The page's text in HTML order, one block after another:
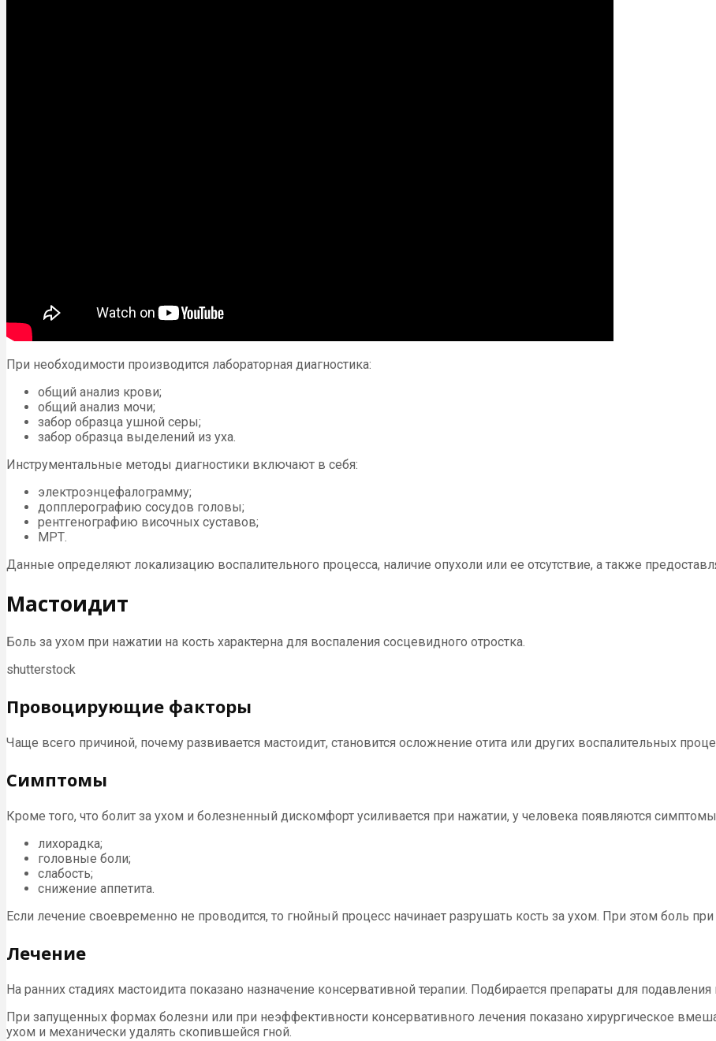
При необходимости производится лабораторная диагностика:
общий анализ крови;
общий анализ мочи;
забор образца ушной серы;
забор образца выделений из уха.
Инструментальные методы диагностики включают в себя:
электроэнцефалограмму;
допплерографию сосудов головы;
рентгенографию височных суставов;
МРТ.
Данные определяют локализацию воспалительного процесса, наличие опухоли или ее отсутствие, а также
Мастоидит
Боль за ухом при нажатии на кость характерна для воспаления сосцевидного отростка.
shutterstock
Провоцирующие факторы
Чаще всего причиной, почему развивается мастоидит, становится осложнение отита или других воспалительных
Симптомы
Кроме того, что болит за ухом и болезненный дискомфорт усиливается при нажатии, у человека появляются
лихорадка;
головные боли;
слабость;
снижение аппетита.
Если лечение своевременно не проводится, то гнойный процесс начинает разрушать кость за ухом. При этом боль
Лечение
На ранних стадиях мастоидита показано назначение консервативной терапии. Подбирается препараты для подавления
При запущенных формах болезни или при неэффективности консервативного лечения показано хирургическое
ухом и механически удалять скопившейся гной.